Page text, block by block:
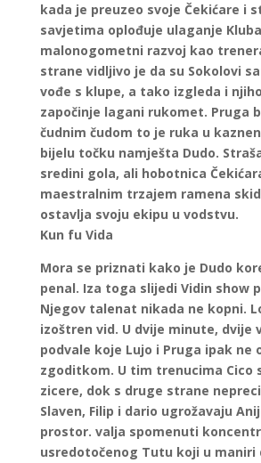
kada je preuzeo svoje Čekićare i
savjetima oplođuje ulaganje
malonogometni razvoj kao
strane vidljivo je da su Sokolovi
vođe s klupe, a tako izgleda i
započinje lagani rukomet. Pruga
čudnim čudom to je ruka u
bijelu točku namješta Dudo.
sredini gola, ali hobotnica
maestralnim trzajem ramena
ostavlja svoju ekipu u vodstvu.
Kun fu Vida
Mora se priznati kako je Dudo
penal. Iza toga slijedi Vidin show
Njegov talenat nikada ne kopni.
izoštren vid. U dvije minute, dvije
podvale koje Lujo i Pruga ipak ne
zgoditkom. U tim trenucima Cico
zicere, dok s druge strane
Slaven, Filip i dario ugrožavaju
prostor. valja spomenuti
usredotočenog Tutu koji u maniri